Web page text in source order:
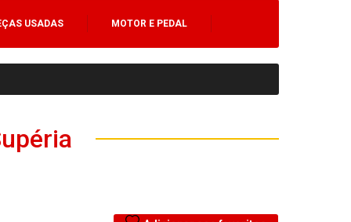
USADAS MOTOR E PEDAL